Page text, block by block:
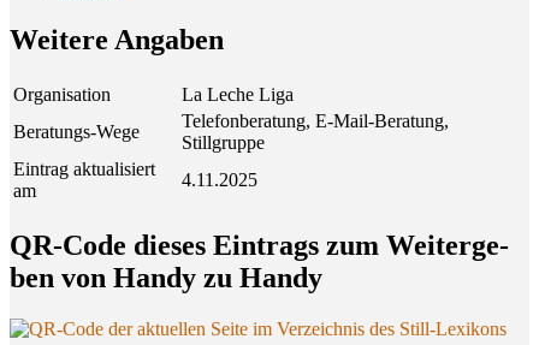
Wei­te­re Angaben
Organisation
La Leche Liga
Beratungs-Wege
Telefonberatung, E-Mail-Beratung,
Stillgruppe
Eintrag aktualisiert
am
4.11.2025
QR-Code die­ses Ein­trags zum Wei­ter­ge­
ben von Han­dy zu Handy